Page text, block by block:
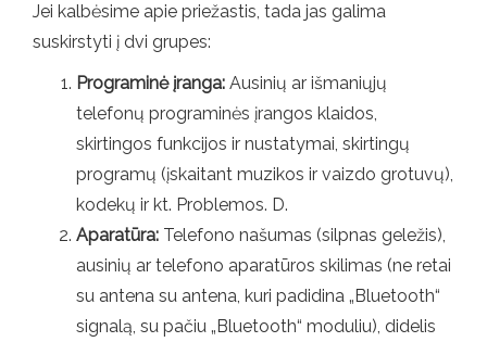
Jei kalbėsime apie priežastis, tada jas galima
suskirstyti į dvi grupes:
Programinė įranga: Ausinių ar išmaniųjų
telefonų programinės įrangos klaidos,
skirtingos funkcijos ir nustatymai, skirtingų
programų (įskaitant muzikos ir vaizdo grotuvų),
kodekų ir kt. Problemos. D.
Aparatūra: Telefono našumas (silpnas geležis),
ausinių ar telefono aparatūros skilimas (ne retai
su antena su antena, kuri padidina „Bluetooth“
signalą, su pačiu „Bluetooth“ moduliu), didelis